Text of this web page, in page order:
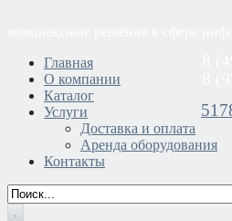
Главная
О компании
Каталог
Услуги
Доставка и оплата
Аренда оборудования
Контакты